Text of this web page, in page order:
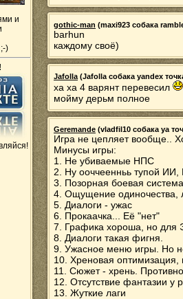
и
)
gothic-man (maxi923 собака
barhun
каждому своё)
Jafolla (Jafolla собака yandex
ха ха 4 варянт перевесил
мойму дерьм полное
Geremande (vladfil10 собака ya
Игра не цепляет вообще..
Минусы игры:
1. Не убиваемые НПС
2. Ну ооччеенньь тупой ИИ,
3. Позорная боевая
4. Ощущение одиночества,
5. Диалоги - ужас
6. Прокаачка... Её "нет"
7. Графика хороша, но для
8. Диалоги такая фигня.
9. Ужасное меню игры. Но
10. Хреновая оптимизация,
11. Сюжет - хрень.
12. Отсутствие фантазии у
13. Жуткие лаги